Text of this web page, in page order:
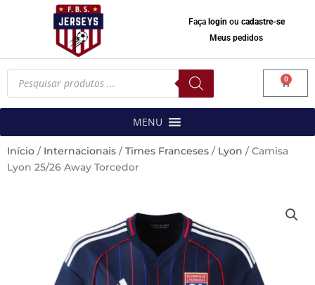
Faça loginou cadastre-se
Meus pedidos
Pesquisar
produtos 0
MENU
Início / Internacionais /Times Franceses / Lyon / Camisa
Lyon 25/26 Away Torcedor